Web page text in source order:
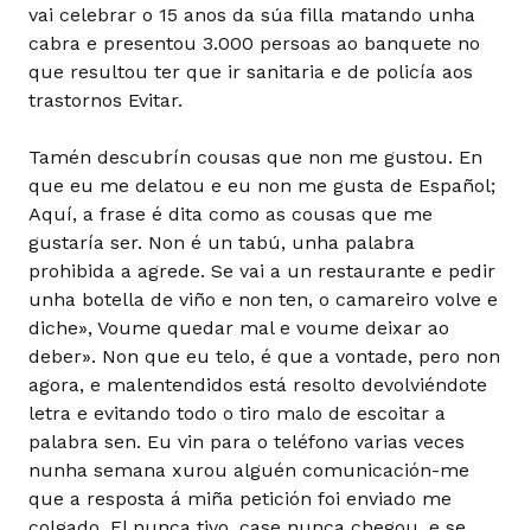
vai celebrar o 15 anos da súa filla matando unha
cabra e presentou 3.000 persoas ao banquete no
que resultou ter que ir sanitaria e de policía aos
trastornos Evitar.
Tamén descubrín cousas que non me gustou. En
que eu me delatou e eu non me gusta de Español;
Aquí, a frase é dita como as cousas que me
gustaría ser. Non é un tabú, unha palabra
prohibida a agrede. Se vai a un restaurante e pedir
unha botella de viño e non ten, o camareiro volve e
diche», Voume quedar mal e voume deixar ao
deber». Non que eu telo, é que a vontade, pero non
agora, e malentendidos está resolto devolviéndote
letra e evitando todo o tiro malo de escoitar a
palabra sen. Eu vin para o teléfono varias veces
nunha semana xurou alguén comunicación-me
que a resposta á miña petición foi enviado me